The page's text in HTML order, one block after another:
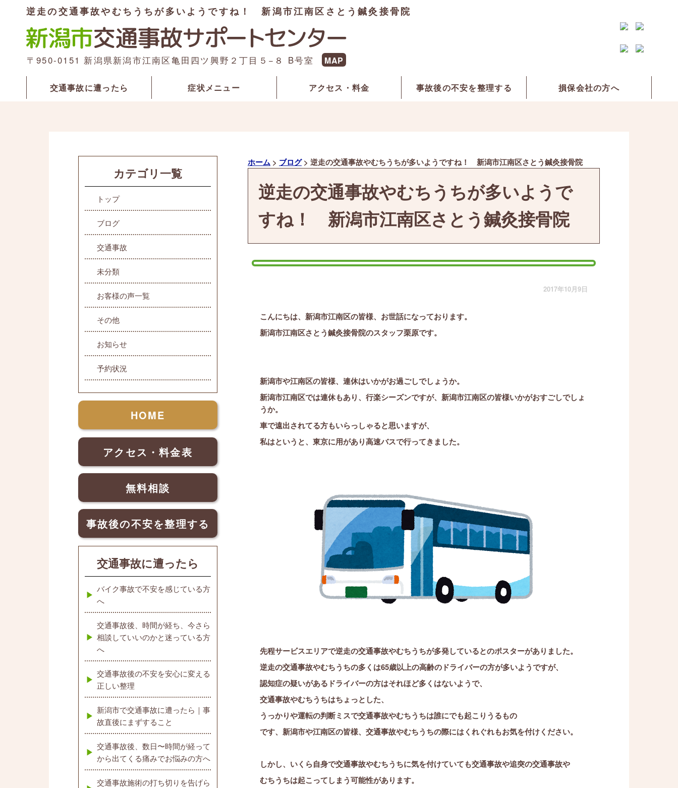
逆走の交通事故やむちうちが多いようですね！ 新潟市江南区さとう鍼灸接骨院
〒950-0151 新潟県新潟市江南区亀田四ツ興野２丁目５−８ B号室 MAP
交通事故に遭ったら 症状メニュー アクセス・料金 事故後の不安を整理する 損保会社の方へ
ホーム > ブログ> 逆走の交通事故やむちうちが多いようですね！ 新潟市江南区さとう鍼灸接骨院
逆走の交通事故やむちうちが多いようで
すね！ 新潟市江南区さとう鍼灸接骨院
2017年10月9日
こんにちは、新潟市江南区の皆様、お世話になっております。
新潟市江南区さとう鍼灸接骨院のスタッフ栗原です。
新潟市や江南区の皆様、連休はいかがお過ごしでしょうか。
新潟市江南区では連休もあり、行楽シーズンですが、新潟市江南区の皆様いかがおすごしでしょ
うか。
車で遠出されてる方もいらっしゃると思いますが、
私はというと、東京に用があり高速バスで行ってきました。
先程サービスエリアで逆走の交通事故やむちうちが多発しているとのポスターがありました。
逆走の交通事故やむちうちの多くは65歳以上の高齢のドライバーの方が多いようですが、
認知症の疑いがあるドライバーの方はそれほど多くはないようで、
交通事故やむちうちはちょっとした、
うっかりや運転の判断ミスで交通事故やむちうちは誰にでも起こりうるもの
です、新潟市や江南区の皆様、交通事故やむちうちの際にはくれぐれもお気を付けください。
しかし、いくら自身で交通事故やむちうちに気を付けていても交通事故や追突の交通事故や
むちうちは起こってしまう可能性があります。
カテゴリ一覧
トップ
ブログ
交通事故
未分類
お客様の声一覧
その他
お知らせ
予約状況
HOME
アクセス・料金表
無料相談
事故後の不安を整理する
交通事故に遭ったら
バイク事故で不安を感じている方
へ
交通事故後、時間が経ち、今さら
相談していいのかと迷っている方
へ
交通事故後の不安を安心に変える
正しい整理
新潟市で交通事故に遭ったら｜事
故直後にまずすること
交通事故後、数日〜時間が経って
から出てくる痛みでお悩みの方へ
交通事故施術の打ち切りを告げら